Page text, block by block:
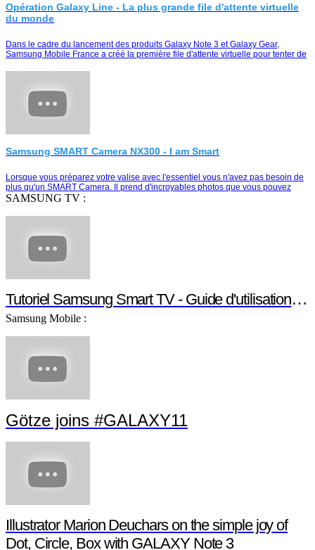
Opération Galaxy Line - La plus grande file d'attente virtuelle
du monde
Dans le cadre du lancement des produits Galaxy Note 3 et Galaxy Gear,
Samsung Mobile France a créé la première file d'attente virtuelle pour tenter de
Samsung SMART Camera NX300 - I am Smart
Lorsque vous préparez votre valise avec l'essentiel vous n'avez pas besoin de
plus qu'un SMART Camera. Il prend d'incroyables photos que vous pouvez
partager instantanément e…
SAMSUNG TV :
Tutoriel Samsung Smart TV - Guide d'utilisation
Samsung Mobile :
Götze joins #GALAXY11
Illustrator Marion Deuchars on the simple joy of
Dot, Circle, Box with GALAXY Note 3